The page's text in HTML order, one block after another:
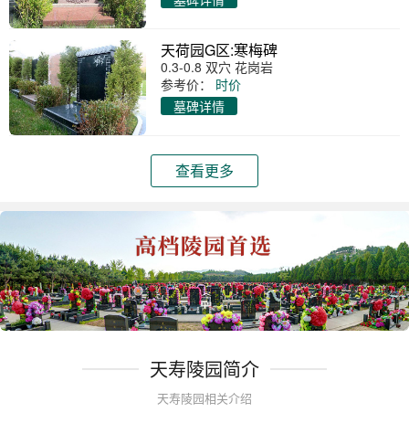
天荷园G区:寒梅碑
0.3-0.8 双穴 花岗岩
参考价：
时价
墓碑详情
查看更多
天寿陵园简介
天寿陵园相关介绍